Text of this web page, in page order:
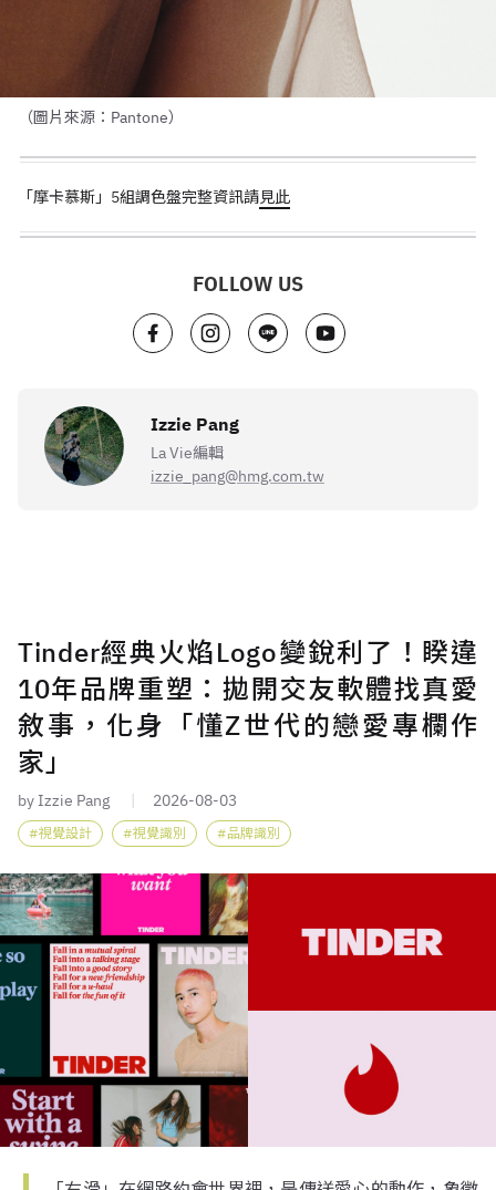
（圖片來源：Pantone）
「摩卡慕斯」5組調色盤完整資訊請見此
FOLLOW US
Izzie Pang
La Vie編輯
izzie_pang@hmg.com.tw
Tinder經典火焰Logo變銳利了！睽違
10年品牌重塑：拋開交友軟體找真愛
敘事，化身「懂Z世代的戀愛專欄作
家」
by Izzie Pang 2026-08-03
視覺設計 視覺識別 品牌識別